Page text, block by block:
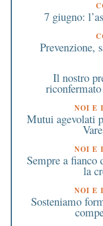
7 giugno:
Prevenzione,
Il nostro
NOI E
Mutui agevolati
NOI E
Sempre a fianco
la
NOI E
Sosteniamo